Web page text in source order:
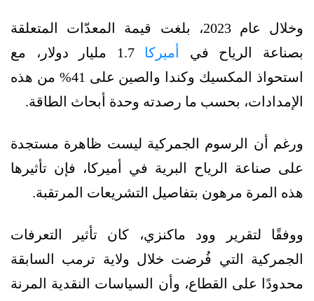
وخلال عام 2023، بلغت قيمة المعدّات المتعلقة
بصناعة الرياح في
أميركا
1.7 مليار دولار، مع
استحواذ المكسيك وكندا والصين على 41% من هذه
الإمدادات، بحسب ما رصدته وحدة أبحاث الطاقة.
ورغم أن الرسوم الجمركية ليست ظاهرة مستجدة
على صناعة الرياح البرية في أميركا، فإن تأثيرها
هذه المرة مرهون بتفاصيل التشريعات المرتقبة.
ووفقًا لتقرير وود ماكنزي، كان تأثير التعرفات
الجمركية التي فُرضت خلال ولاية ترمب السابقة
محدودًا على القطاع، وأن السياسات النقدية المرنة